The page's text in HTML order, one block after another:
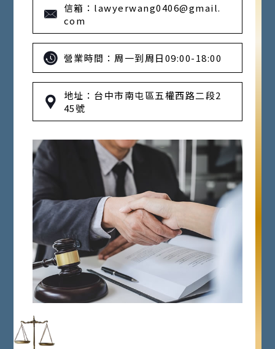
信箱：lawyerwang0406@gmail.
com
營業時間：周一到周日09:00-18:00
地址：台中市南屯區五權西路二段2
45號